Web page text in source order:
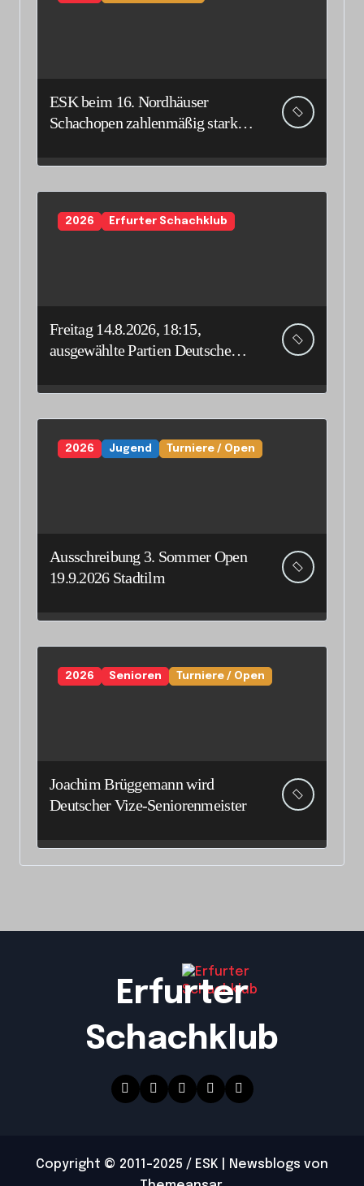
ESK beim 16. Nordhäuser
Schachopen zahlenmäßig stark
2026 Erfurter Schachklub
Freitag 14.8.2026, 18:15,
ausgewählte Partien Deutsche
2026 Jugend Turniere / Open
Ausschreibung 3. Sommer Open
19.9.2026 Stadtilm
2026 Senioren Turniere / Open
Joachim Brüggemann wird
Deutscher Vize-Seniorenmeister
Erfurter
Schachklub
Copyright © 2011-2025 / ESK Newsblogs von